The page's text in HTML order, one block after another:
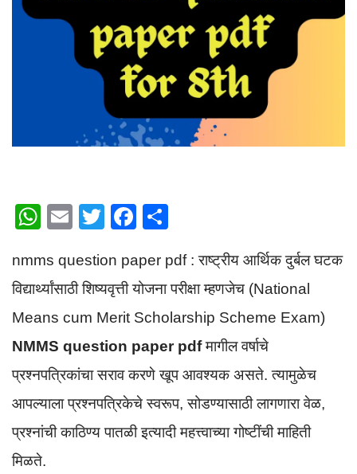
W
at
s
A
p
p
E
ail
T
tt
er
F
c
e
b
o
o
k
ar
e
nmms question paper pdf : राष्ट्रीय आर्थिक दुर्बल घटक
विद्यार्थ्यांसाठी शिष्यवृत्ती योजना परीक्षा म्हणजेच (National
Means cum Merit Scholarship Scheme Exam)
NMMS question paper pdfमागील वर्षाचे
प्रश्नपत्रिकांचा सराव करणे खूप आवश्यक असते. त्यामुळेच
आपल्याला प्रश्नपत्रिकेचे स्वरूप, सोडण्यासाठी लागणारा वेळ,
प्रश्नांची काठिण्य पातळी इत्यादी महत्त्वाच्या गोष्टींची माहिती
मिळते.